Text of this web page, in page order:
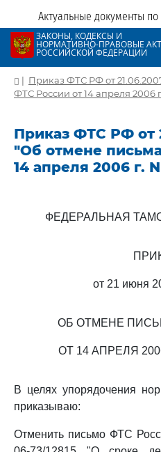
Актуальные документы
ЗАКОНЫ, КОДЕКСЫ И
НОРМАТИВНО-ПРАВОВЫЕ
РОССИЙСКОЙ ФЕДЕРАЦИИ
| Приказ ФТС РФ от
ФТС России от 14 апреля 2006
Приказ ФТС РФ от
"Об отмене
14 апреля 2006 г.
ФЕДЕРАЛЬНАЯ
от 21 июня
ОБ ОТМЕНЕ
ОТ 14 АПРЕЛЯ
В целях упорядочения
приказываю:
Отменить письмо ФТС